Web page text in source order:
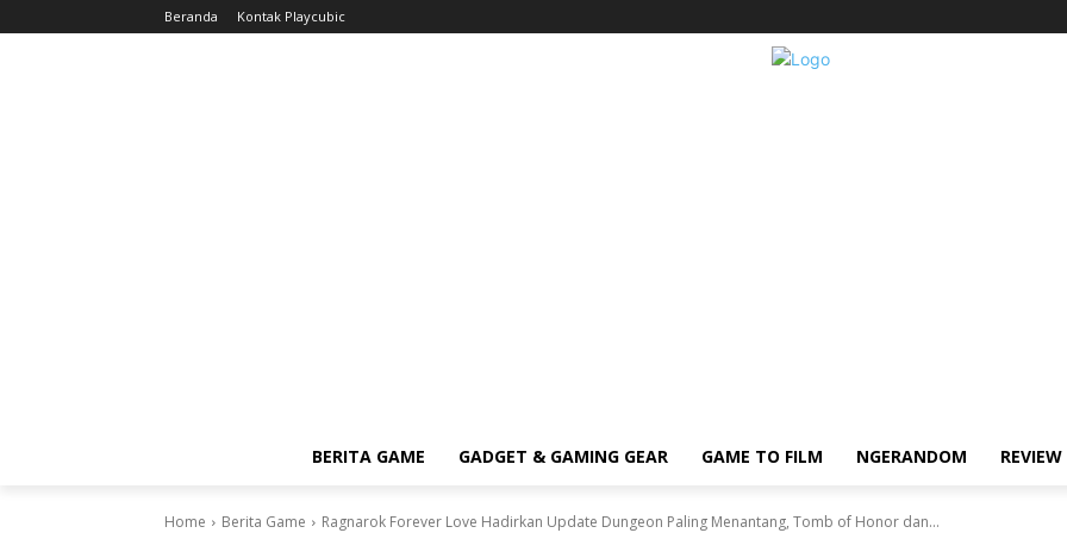
Beranda Kontak Playcubic
BERITA GAME GADGET & GAMING GEAR GAME TO FILM NGERANDOM REVIEW
Home Berita Game Ragnarok Forever Love Hadirkan Update Dungeon Paling Menantang, Tomb of Honor dan...